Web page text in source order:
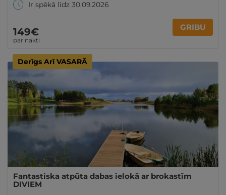
Ir spēkā līdz 30.09.2026
149€
par nakti
GRIBU
Derīgs Arī VASARĀ
Fantastiska atpūta dabas ielokā ar brokastīm
DIVIEM